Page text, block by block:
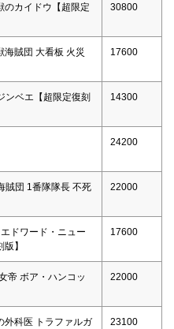
のカイドウ【超限定
30800
海賊団 大看板 火災
17600
ンベエ【超限定復刻
14300
24200
賊団 1番隊隊長 不死
22000
ドワード・ニュー
】
17600
帝 ボア・ハンコッ
22000
外科医 トラファルガ
23100